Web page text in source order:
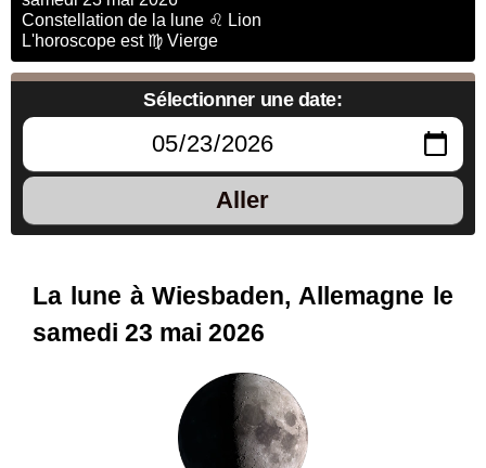
Constellation de la lune ♌ Lion
L'horoscope est ♍ Vierge
Sélectionner une date:
Aller
La lune à Wiesbaden, Allemagne le
samedi 23 mai 2026